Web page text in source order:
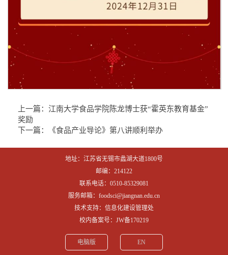
上一篇： 江南大学食品学院陈龙博士获“霍英东教育基金”
奖励
下一篇：
《食品产业导论》第八讲顺利举办
地址：江苏省无锡市蠡湖大道1800号
邮编：214122
联系电话：0510-85329081
服务邮箱：foodsci@jiangnan.edu.cn
技术支持：信息化建设管理处
校内备案号：JW备170219
电脑版 EN